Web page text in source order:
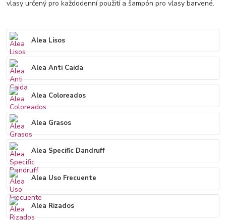
vlasy určený pro každodenní použití a šampón pro vlasy barvené.
Alea Lisos
Alea Anti Caida
Alea Coloreados
Alea Grasos
Alea Specific Dandruff
Alea Uso Frecuente
Alea Rizados